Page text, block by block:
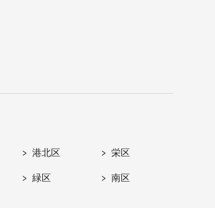
港北区 栄区
緑区 南区